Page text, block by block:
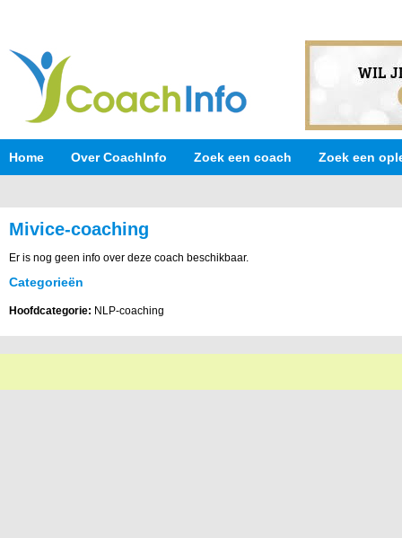
Home Over CoachInfo Zoek een coach Zoek een
Mivice-coaching
Er is nog geen info over deze coach beschikbaar.
Categorieën
Hoofdcategorie: NLP-coaching